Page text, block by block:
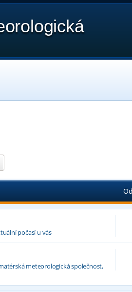
počasí u vás
meteorologická společnost,